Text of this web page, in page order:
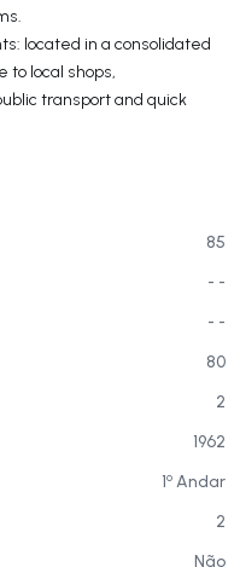
located in a consolidated
to local shops,
transport and quick
85
- -
- -
80
2
1962
1o Andar
2
Não